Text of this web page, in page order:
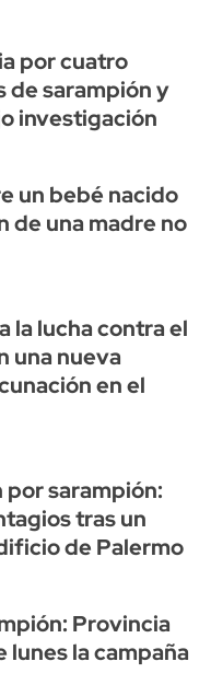
por cuatro
de sarampión y
investigación
un bebé nacido
de una madre no
la lucha contra el
una nueva
en el
sarampión:
tras un
de Palermo
Provincia
lunes la campaña